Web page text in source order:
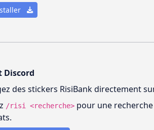
Discord
des stickers RisiBank directement
/risi <recherche> pour une